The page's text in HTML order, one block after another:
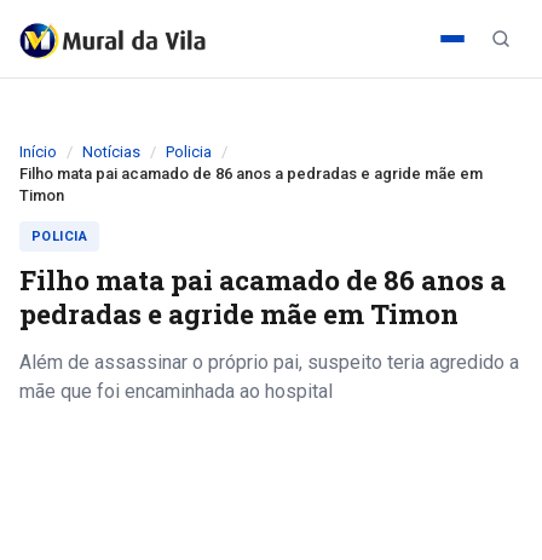
Início Notícias
Policia
Filho mata pai acamado de 86 anos a pedradas e agride mãe em
Timon
POLICIA
Filho mata pai acamado de 86 anos a
pedradas e agride mãe em Timon
Além de assassinar o próprio pai, suspeito teria agredido a
mãe que foi encaminhada ao hospital